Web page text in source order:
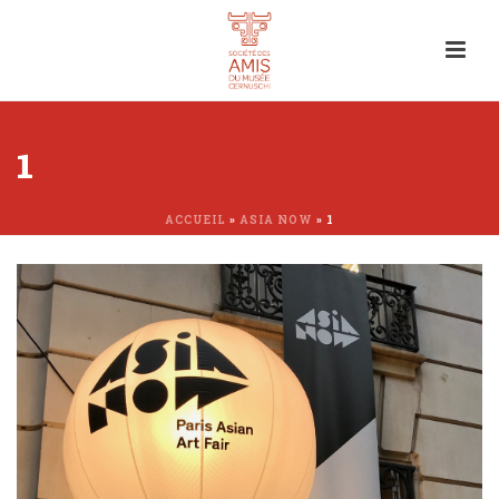
1
ACCUEIL » ASIA NOW » 1